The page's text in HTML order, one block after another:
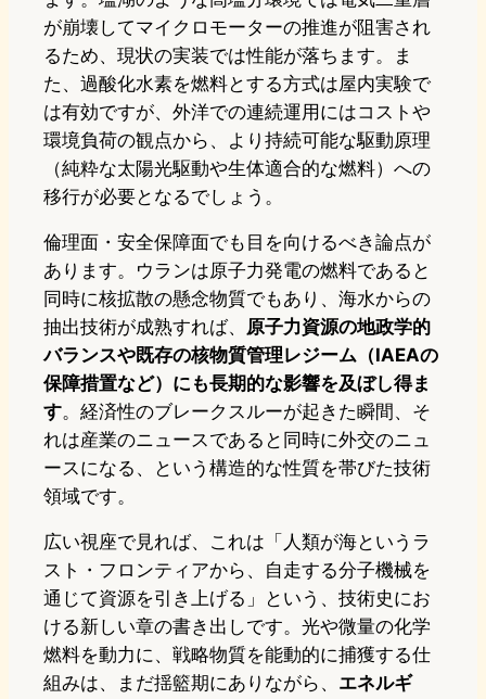
が崩壊してマイクロモーターの推進が阻害され
るため、現状の実装では性能が落ちます。ま
た、過酸化水素を燃料とする方式は屋内実験で
は有効ですが、外洋での連続運用にはコストや
環境負荷の観点から、より持続可能な駆動原理
（純粋な太陽光駆動や生体適合的な燃料）への
移行が必要となるでしょう。
倫理面・安全保障面でも目を向けるべき論点が
あります。ウランは原子力発電の燃料であると
同時に核拡散の懸念物質でもあり、海水からの
抽出技術が成熟すれば、 原子力資源の地政学的
バランスや既存の核物質管理レジーム（IAEAの
保障措置など）にも長期的な影響を及ぼし得ま
す。経済性のブレークスルーが起きた瞬間、そ
れは産業のニュースであると同時に外交のニュ
ースになる、という構造的な性質を帯びた技術
領域です。
広い視座で見れば、これは「人類が海というラ
スト・フロンティアから、自走する分子機械を
通じて資源を引き上げる」という、技術史にお
ける新しい章の書き出しです。光や微量の化学
燃料を動力に、戦略物質を能動的に捕獲する仕
組みは、まだ揺籃期にありながら、 エネルギ